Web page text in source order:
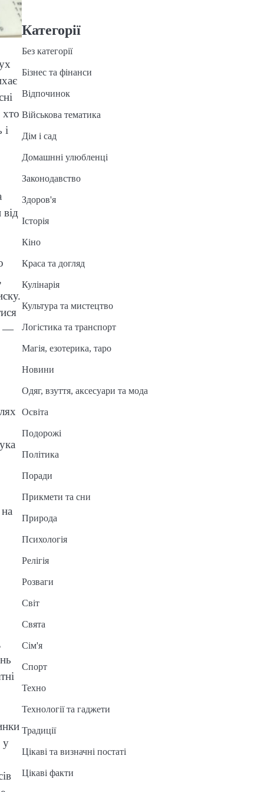
хто
і
—
у
Категорії
Без категорії
Бізнес та фінанси
Відпочинок
Військова тематика
Дім і сад
Домашнні улюбленці
Законодавство
Здоров'я
Історія
Кіно
Краса та догляд
Кулінарія
Культура та мистецтво
Логістика та транспорт
Магія, езотерика, таро
Новини
Одяг, взуття, аксесуари та мода
Освіта
Подорожі
Політика
Поради
Прикмети та сни
Природа
Психологія
Релігія
Розваги
Світ
Свята
Сім'я
Спорт
Техно
Технології та гаджети
Традиції
Цікаві та визначні постаті
Цікаві факти